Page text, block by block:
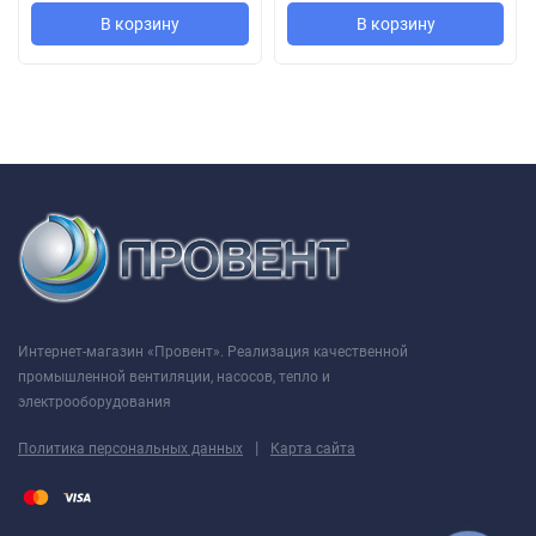
При помощи электронного блока управленияБУ-1-60
стар
Вентилятор устанавливается непосредственно в проем
вентиляционной шахты.
возможно использование гибких воздуховодов.
Присоединение воздуховода к выходному фланцу
Может использоваться для потолочного монтажа.
В корзину В корзину
Интернет-магазин «Провент». Реализация качественной
промышленной вентиляции, насосов, тепло и
электрооборудования
Политика персональных данных | Карта сайта